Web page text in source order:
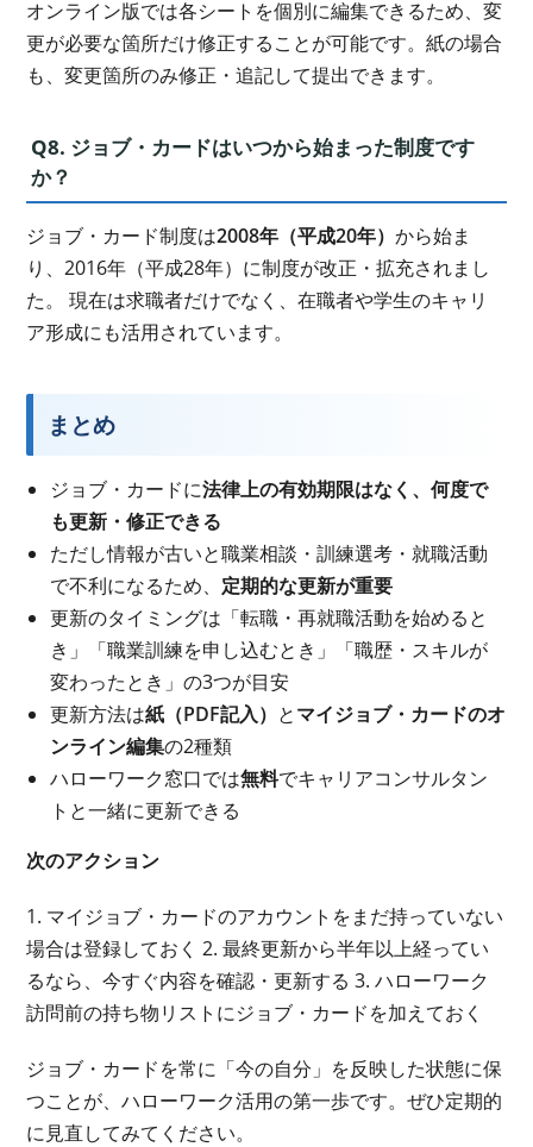
オンライン版では各シートを個別に編集できるため、変
更が必要な箇所だけ修正することが可能です。紙の場合
も、変更箇所のみ修正・追記して提出できます。
Q8. ジョブ・カードはいつから始まった制度です
か？
ジョブ・カード制度は2008年（平成20年）から始ま
り、2016年（平成28年）に制度が改正・拡充されまし
た。 現在は求職者だけでなく、在職者や学生のキャリ
ア形成にも活用されています。
まとめ
ジョブ・カードに法律上の有効期限はなく、何度で
も更新・修正できる
ただし情報が古いと職業相談・訓練選考・就職活動
で不利になるため、 定期的な更新が重要
更新のタイミングは「転職・再就職活動を始めると
き」「職業訓練を申し込むとき」「職歴・スキルが
変わったとき」の3つが目安
更新方法は紙（PDF記入） とマイジョブ・カードのオ
ンライン編集の2種類
ハローワーク窓口では無料でキャリアコンサルタン
トと一緒に更新できる
次のアクション
1. マイジョブ・カードのアカウントをまだ持っていない
場合は登録しておく 2. 最終更新から半年以上経ってい
るなら、今すぐ内容を確認・更新する 3. ハローワーク
訪問前の持ち物リストにジョブ・カードを加えておく
ジョブ・カードを常に「今の自分」を反映した状態に保
つことが、ハローワーク活用の第一歩です。ぜひ定期的
に見直してみてください。